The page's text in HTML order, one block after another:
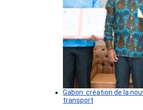
Gabon: création de la
transport